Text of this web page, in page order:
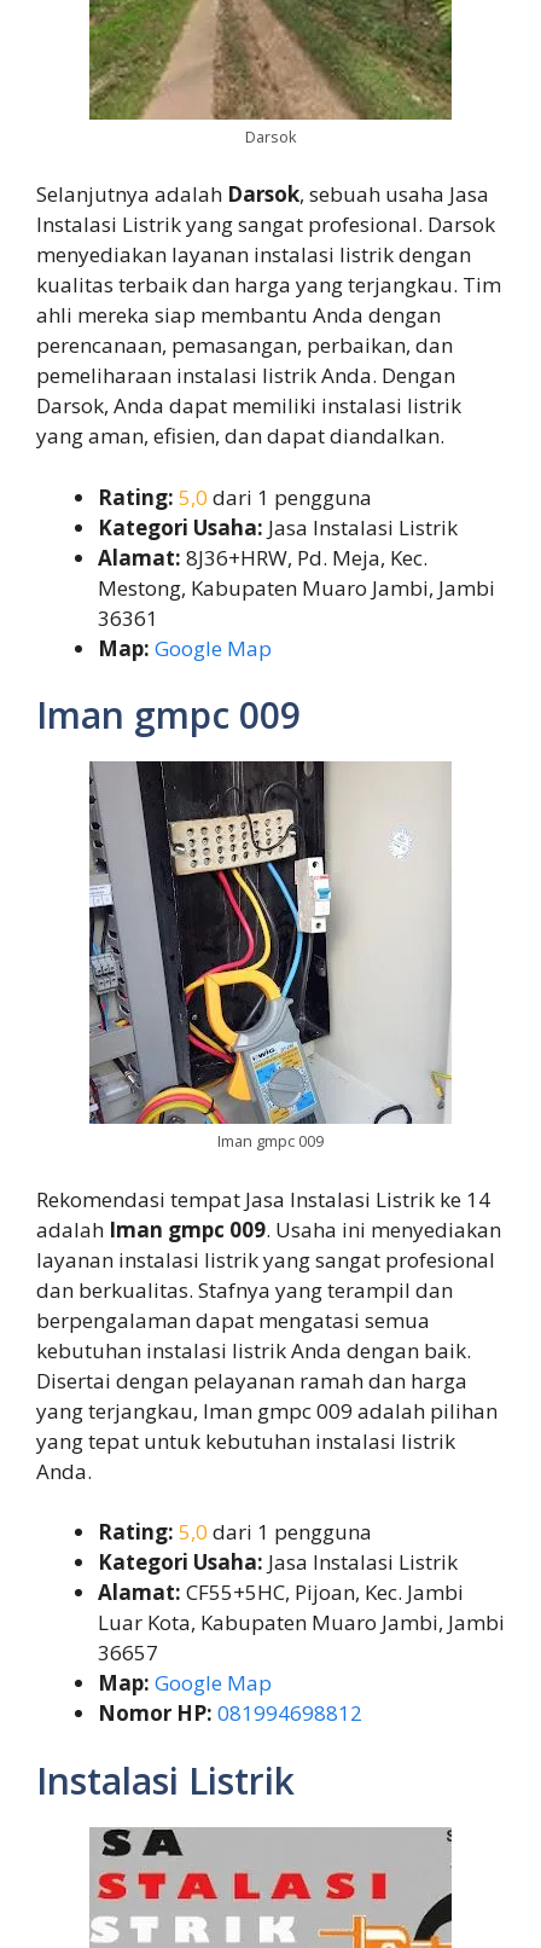
Darsok
Selanjutnya adalah Darsok, sebuah usaha Jasa
Instalasi Listrik yang sangat profesional. Darsok
menyediakan layanan instalasi listrik dengan
kualitas terbaik dan harga yang terjangkau. Tim
ahli mereka siap membantu Anda dengan
perencanaan, pemasangan, perbaikan, dan
pemeliharaan instalasi listrik Anda. Dengan
Darsok, Anda dapat memiliki instalasi listrik
yang aman, efisien, dan dapat diandalkan.
Rating: 5,0 dari 1 pengguna
Kategori Usaha: Jasa Instalasi Listrik
Alamat: 8J36+HRW, Pd. Meja, Kec.
Mestong, Kabupaten Muaro Jambi, Jambi
36361
Map: Google Map
Iman gmpc 009
Iman gmpc 009
Rekomendasi tempat Jasa Instalasi Listrik ke 14
adalah Iman gmpc 009. Usaha ini menyediakan
layanan instalasi listrik yang sangat profesional
dan berkualitas. Stafnya yang terampil dan
berpengalaman dapat mengatasi semua
kebutuhan instalasi listrik Anda dengan baik.
Disertai dengan pelayanan ramah dan harga
yang terjangkau, Iman gmpc 009 adalah pilihan
yang tepat untuk kebutuhan instalasi listrik
Anda.
Rating: 5,0 dari 1 pengguna
Kategori Usaha: Jasa Instalasi Listrik
Alamat: CF55+5HC, Pijoan, Kec. Jambi
Luar Kota, Kabupaten Muaro Jambi, Jambi
36657
Map: Google Map
Nomor HP: 081994698812
Instalasi Listrik